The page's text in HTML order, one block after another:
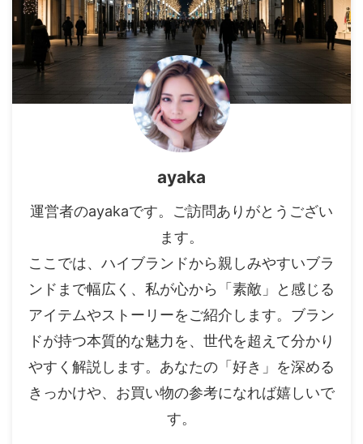
ayaka
運営者のayakaです。ご訪問ありがとうござい
ます。
ここでは、ハイブランドから親しみやすいブラ
ンドまで幅広く、私が心から「素敵」と感じる
アイテムやストーリーをご紹介します。ブラン
ドが持つ本質的な魅力を、世代を超えて分かり
やすく解説します。あなたの「好き」を深める
きっかけや、お買い物の参考になれば嬉しいで
す。